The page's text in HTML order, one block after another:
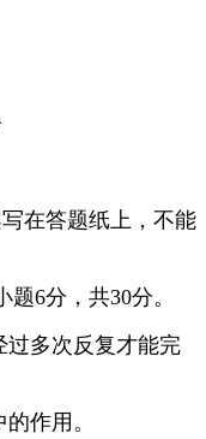
在答题纸上，不能
6分，共30分。
过多次反复才能完
作用。